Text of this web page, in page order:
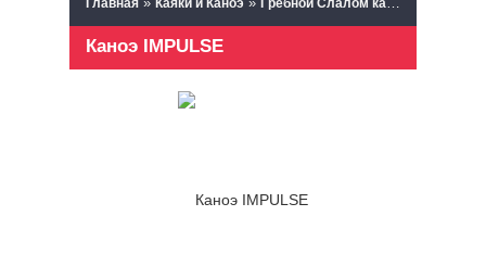
Главная Каяки и Каноэ Гребной Слалом каяки и каноэ
Каноэ IMPULSE